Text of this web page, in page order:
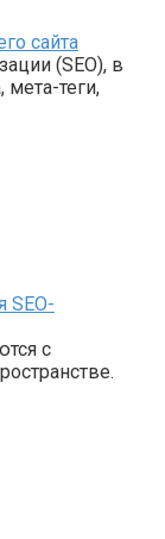
сайта
(SEO), в
теги,
SEO-
с